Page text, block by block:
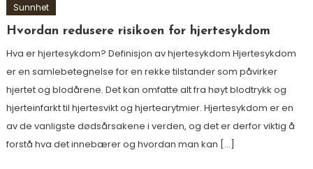
Sunnhet
Hvordan redusere risikoen for hjertesykdom
Hva er hjertesykdom? Definisjon av hjertesykdom Hjertesykdom
er en samlebetegnelse for en rekke tilstander som påvirker
hjertet og blodårene. Det kan omfatte alt fra høyt blodtrykk og
hjerteinfarkt til hjertesvikt og hjertearytmier. Hjertesykdom er en
av de vanligste dødsårsakene i verden, og det er derfor viktig å
forstå hva det innebærer og hvordan man kan […]